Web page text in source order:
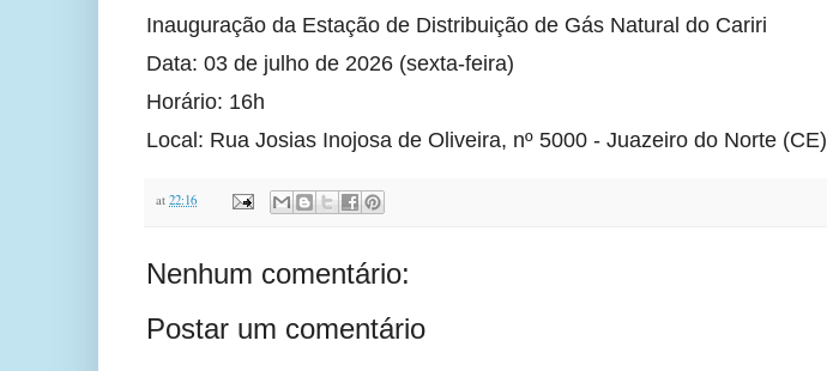
Inauguração da Estação de Distribuição de Gás Natural do Cariri
Data: 03 de julho de 2026 (sexta-feira)
Horário: 16h
Local: Rua Josias Inojosa de Oliveira, nº 5000 - Juazeiro do Norte (CE)
at 22:16
Nenhum comentário:
Postar um comentário